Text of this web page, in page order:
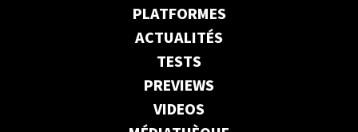
PLATFORMES
ACTUALITÉS
TESTS
PREVIEWS
VIDEOS